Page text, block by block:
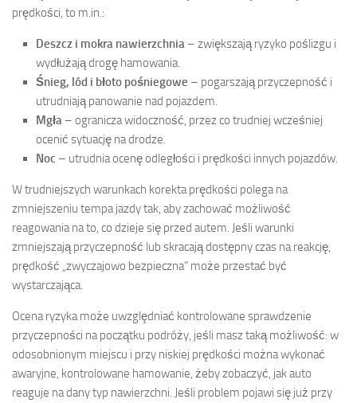
prędkości, to m.in.:
Deszcz i mokra nawierzchnia – zwiększają ryzyko poślizgu i
wydłużają drogę hamowania.
Śnieg, lód i błoto pośniegowe – pogarszają przyczepność i
utrudniają panowanie nad pojazdem.
Mgła – ogranicza widoczność, przez co trudniej wcześniej
ocenić sytuację na drodze.
Noc – utrudnia ocenę odległości i prędkości innych pojazdów.
W trudniejszych warunkach korekta prędkości polega na
zmniejszeniu tempa jazdy tak, aby zachować możliwość
reagowania na to, co dzieje się przed autem. Jeśli warunki
zmniejszają przyczepność lub skracają dostępny czas na reakcję,
prędkość „zwyczajowo bezpieczna” może przestać być
wystarczająca.
Ocena ryzyka może uwzględniać kontrolowane sprawdzenie
przyczepności na początku podróży, jeśli masz taką możliwość: w
odosobnionym miejscu i przy niskiej prędkości można wykonać
awaryjne, kontrolowane hamowanie, żeby zobaczyć, jak auto
reaguje na dany typ nawierzchni. Jeśli problem pojawi się już przy